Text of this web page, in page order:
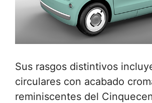
Sus rasgos distintivos
circulares con acabado
reminiscentes del